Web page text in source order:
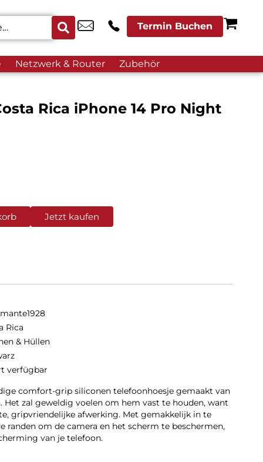
Termin Buchen
Netzwerk & Router Zubehör
Rica iPhone 14 Pro Night
Jetzt kaufen
Rica
& Hüllen
verfügbar
comfort-grip siliconen telefoonhoesje gemaakt van
zal geweldig voelen om hem vast te houden, want
gripvriendelijke afwerking. Met gemakkelijk in te
randen om de camera en het scherm te beschermen,
van je telefoon.